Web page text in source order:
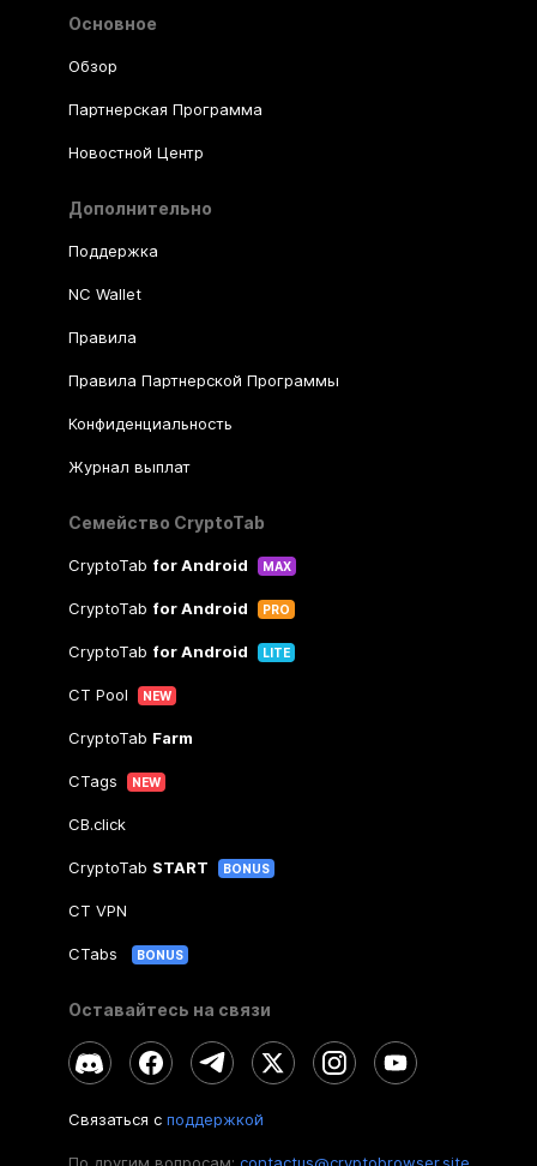
Основное
Обзор
Партнерская Программа
Новостной Центр
Дополнительно
Поддержка
NC Wallet
Правила
Правила Партнерской Программы
Конфиденциальность
Журнал выплат
Семейство CryptoTab
CryptoTab for Android MAX
CryptoTab for Android PRO
CryptoTab for Android LITE
CT Pool NEW
CryptoTab Farm
CTags NEW
CB.click
CryptoTab START BONUS
CT VPN
CTabs BONUS
Оставайтесь на связи
Связаться с поддержкой